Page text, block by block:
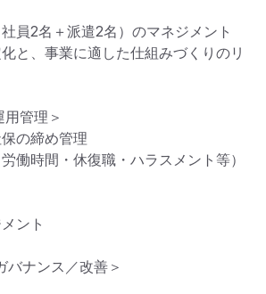
員2名＋派遣2名）のマネジメント
と、事業に適した仕組みづくりのリ
用管理＞
の締め管理
働時間・休復職・ハラスメント等）
ント
バナンス／改善＞